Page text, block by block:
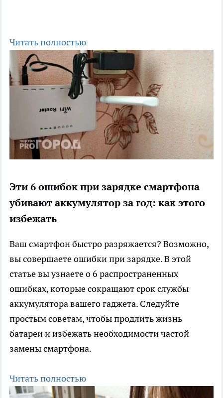
Читать полностью
Эти 6 ошибок при зарядке смартфона
убивают аккумулятор за год: как этого
избежать
Ваш смартфон быстро разряжается? Возможно,
вы совершаете ошибки при зарядке. В этой
статье вы узнаете о 6 распространенных
ошибках, которые сокращают срок службы
аккумулятора вашего гаджета. Следуйте
простым советам, чтобы продлить жизнь
батареи и избежать необходимости частой
замены смартфона.
Читать полностью